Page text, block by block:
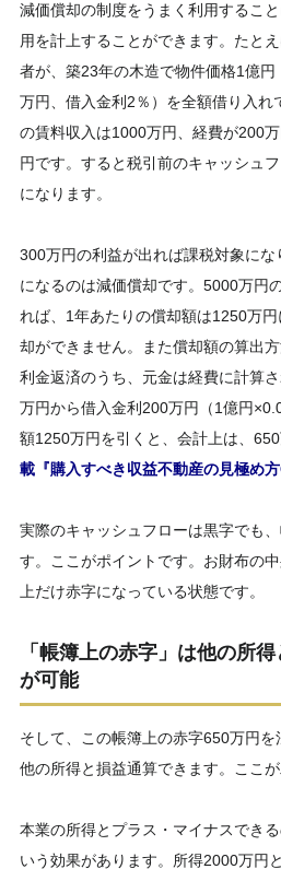
減価償却の制度をうまく利用するこ
用を計上することができます。たと
者が、築23年の木造で物件価格1億
万円、借入金利2％）を全額借り入れ
の賃料収入は1000万円、経費が200
円です。すると税引前のキャッシュ
になります。
300万円の利益が出れば課税対象にな
になるのは減価償却です。5000万円
れば、1年あたりの償却額は1250万
却ができません。また償却額の算出
利金返済のうち、元金は経費に計算
万円から借入金利200万円（1億円
額1250万円を引くと、会計上は、
載『購入すべき収益不動産の見極め方
実際のキャッシュフローは黒字でも
す。ここがポイントです。お財布の
上だけ赤字になっている状態です。
「帳簿上の赤字」は他の所
が可能
そして、この帳簿上の赤字650万円を
他の所得と損益通算できます。ここ
本業の所得とプラス・マイナスでき
いう効果があります。所得2000万円